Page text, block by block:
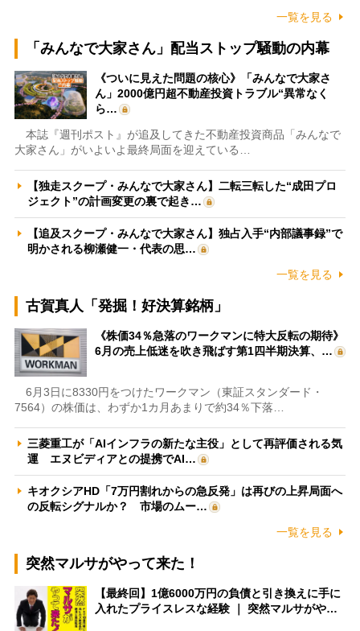
一覧を見る
「みんなで大家さん」配当ストップ騒動の内幕
《ついに見えた問題の核心》「みんなで大家さ
ん」2000億円超不動産投資トラブル“異常なく
ら…
本誌『週刊ポスト』が追及してきた不動産投資商品「みんなで
大家さん」がいよいよ最終局面を迎えている…
【独走スクープ・みんなで大家さん】二転三転した“成田プロ
ジェクト”の計画変更の裏で起き…
【追及スクープ・みんなで大家さん】独占入手“内部議事録”で
明かされる柳瀬健一・代表の思…
一覧を見る
古賀真人「発掘！好決算銘柄」
《株価34％急落のワークマンに特大反転の期待》
6月の売上低迷を吹き飛ばす第1四半期決算、…
6月3日に8330円をつけたワークマン（東証スタンダード・
7564）の株価は、わずか1カ月あまりで約34％下落…
三菱重工が「AIインフラの新たな主役」として再評価される気
運 エヌビディアとの提携でAI…
キオクシアHD「7万円割れからの急反発」は再びの上昇局面へ
の反転シグナルか？ 市場のムー…
一覧を見る
突然マルサがやって来た！
【最終回】1億6000万円の負債と引き換えに手に
入れたプライスレスな経験 ｜ 突然マルサがや…